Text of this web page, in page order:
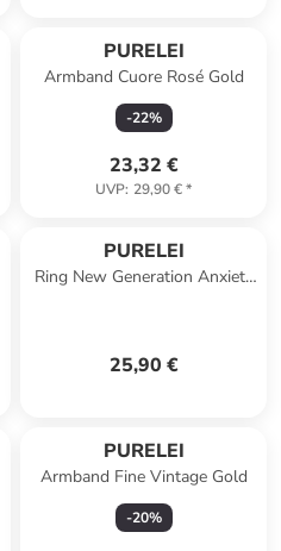
PURELEI
Armband Cuore Rosé Gold
-22%
23,32 €
UVP: 29,90 €*
PURELEI
Ring New Generation Anxiety
25,90 €
PURELEI
Armband Fine Vintage Gold
-20%